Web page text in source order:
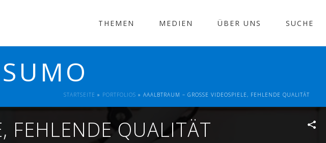
THEMEN MEDIEN ÜBER UNS SUCHE
STARTSEITE » PORTFOLIOS » AAALBTRAUM – GROSSE VIDEOSPIELE, FEHLENDE QUALITÄT
FEHLENDE QUALITÄT